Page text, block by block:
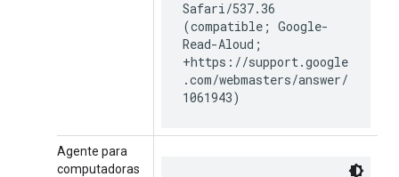
Safari/537.36
(compatible; Google-
Read-Aloud;
+https://support.google
.com/webmasters/answer/
1061943)
Agente para
computadoras